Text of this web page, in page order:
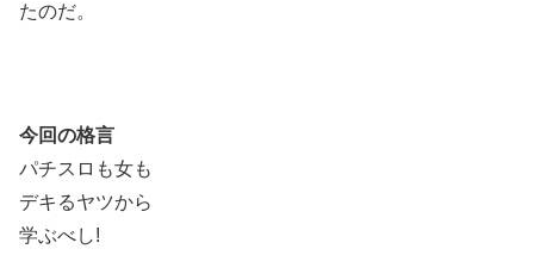
たのだ。
今回の格言
パチスロも女も
デキるヤツから
学ぶべし!